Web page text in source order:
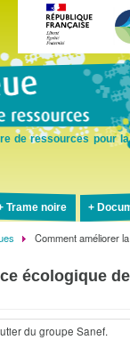
de ressources pour
Trame noire
Comment améliorer
écologique
du groupe Sanef.